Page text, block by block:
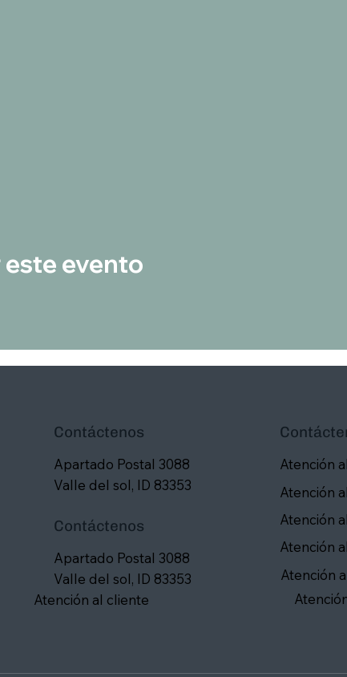
evento
Apartado Postal 3088
Valle del sol, ID 83353
Contáctenos
Apartado Postal 3088
Valle del sol, ID 83353
Contáctenos
Atención al cliente
Atención
Atención
Atención
Atención
Atención